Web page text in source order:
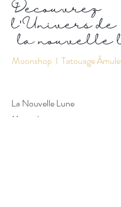
Découvrez
l'Univers de
la nouvelle
Moonshop I Tatouage
La Nouvelle Lune
Moonshop